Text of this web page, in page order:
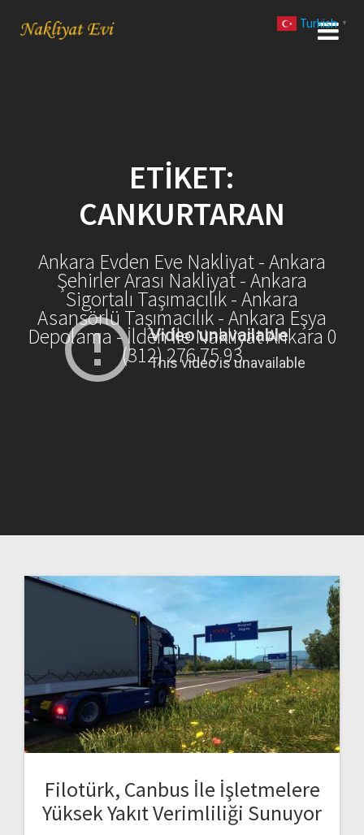
ETIKET:
CANKURTARAN
Ankara Evden Eve Nakliyat - Ankara
Şehirler Arası Nakliyat - Ankara
Sigortalı Taşımacılık - Ankara
Asansörlü Taşımacılık - Ankara Eşya
Depolama - İlden İle Nakliyat Ankara 0
(312) 276 75 93
Filotürk, Canbus İle İşletmelere
Yüksek Yakıt Verimliliği Sunuyor
Turkish ▼